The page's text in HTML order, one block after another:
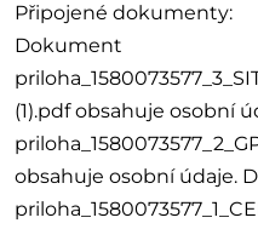
Připojené dokumenty:
Dokument
(1).pdf obsahuje osobní
obsahuje osobní údaje.